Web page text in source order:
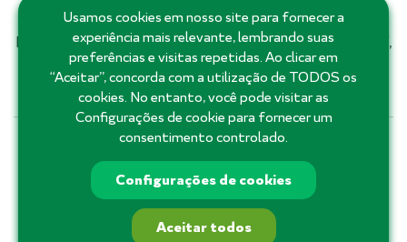
Matriz: Salvador - Bahia - Brasil | Filiais e escritórios:
Distrito Federal, Goiás, Minas Gerais, Pernambuco, Piauí,
Rio de Janeiro, Rio Grande do Norte, Roraima, Santa
Catarina, São Paulo e Ceará.
Usamos cookies em nosso site para fornecer a
experiência mais relevante, lembrando suas
preferências e visitas repetidas. Ao clicar em
“Aceitar”, concorda com a utilização de TODOS os
cookies. No entanto, você pode visitar as
Configurações de cookie para fornecer um
consentimento controlado.
Configurações de cookies
Aceitar todos